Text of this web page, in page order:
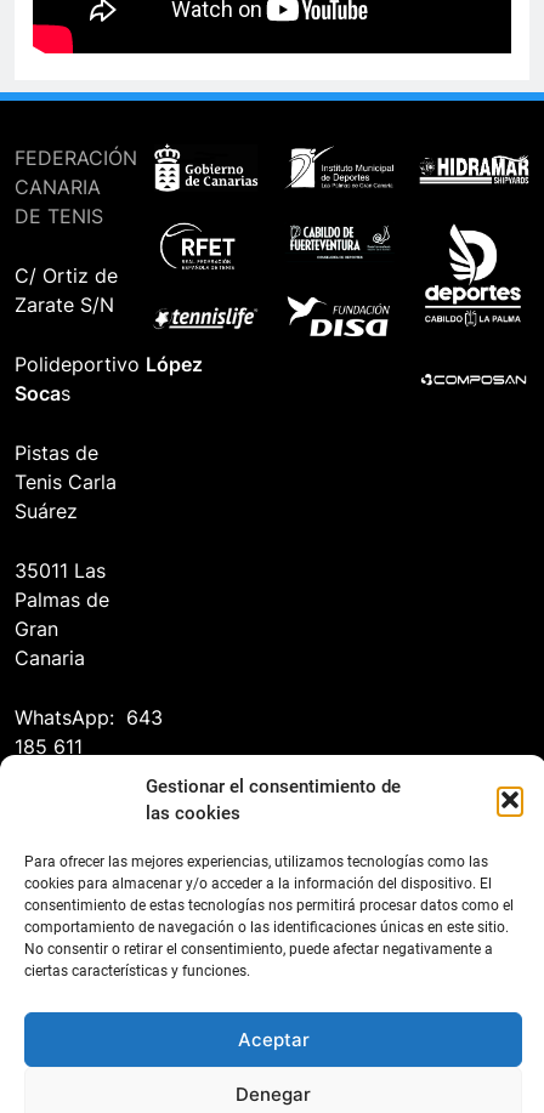
Gestionar el consentimiento de
las cookies
Para ofrecer las mejores experiencias, utilizamos tecnologías como las
cookies para almacenar y/o acceder a la información del dispositivo. El
consentimiento de estas tecnologías nos permitirá procesar datos como el
comportamiento de navegación o las identificaciones únicas en este sitio.
No consentir o retirar el consentimiento, puede afectar negativamente a
ciertas características y funciones.
Aceptar
Denegar
FEDERACIÓN
CANARIA
DE TENIS
C/ Ortiz de
Zarate S/N
Polideportivo López
Socas
Pistas de
Tenis Carla
Suárez
35011 Las
Palmas de
Gran
Canaria
WhatsApp: 643
185 611
Federación Canaria de Tenis 2026
Declaración De Accesibilidad